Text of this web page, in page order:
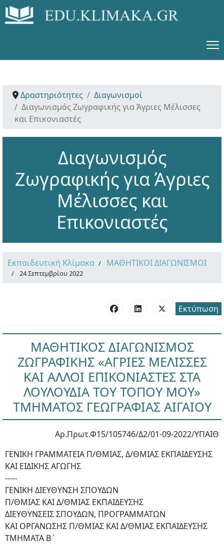
Δραστηριότητες
Διαγωνισμοί
Διαγωνισμός Ζωγραφικής για Άγριες Μέλισσες
και Επικονιαστές
Διαγωνισμός
Ζωγραφικής για Άγριες
Μέλισσες και
Επικονιαστές
Εκπαιδευτική Κλίμακα ΜΑΘΗΤΙΚΟΙ ΔΙΑΓΩΝΙΣΜΟΙ
24 Σεπτεμβρίου 2022
Εκτύπωση
ΜΑΘΗΤΙΚΟΣ ΔΙΑΓΩΝΙΣΜΟΣ
ΖΩΓΡΑΦΙΚΗΣ «ΑΓΡΙΕΣ ΜΕΛΙΣΣΕΣ
ΚΑΙ ΑΛΛΟΙ ΕΠΙΚΟΝΙΑΣΤΕΣ ΣΤΑ
ΛΟΥΛΟΥΔΙΑ ΤΟΥ ΤΟΠΟΥ ΜΟΥ»
ΤΜΗΜΑΤΟΣ ΓΕΩΓΡΑΦΙΑΣ ΑΙΓΑΙΟΥ
Αρ.Πρωτ.Φ15/105746/Δ2/01-09-2022/ΥΠΑΙΘ
ΓΕΝΙΚΗ ΓΡΑΜΜΑΤΕΙΑ Π/ΘΜΙΑΣ, Δ/ΘΜΙΑΣ ΕΚΠΑΙΔΕΥΣΗΣ
ΚΑΙ ΕΙΔΙΚΗΣ ΑΓΩΓΗΣ
-----
ΓΕΝΙΚΗ ΔΙΕΥΘΥΝΣΗ ΣΠΟΥΔΩΝ
Π/ΘΜΙΑΣ ΚΑΙ Δ/ΘΜΙΑΣ ΕΚΠΑΙΔΕΥΣΗΣ
ΔΙΕΥΘΥΝΣΕΙΣ ΣΠΟΥΔΩΝ, ΠΡΟΓΡΑΜΜΑΤΩΝ
ΚΑΙ ΟΡΓΑΝΩΣΗΣ Π/ΘΜΙΑΣ ΚΑΙ Δ/ΘΜΙΑΣ ΕΚΠΑΙΔΕΥΣΗΣ
ΤΜΗΜΑΤΑ Β΄